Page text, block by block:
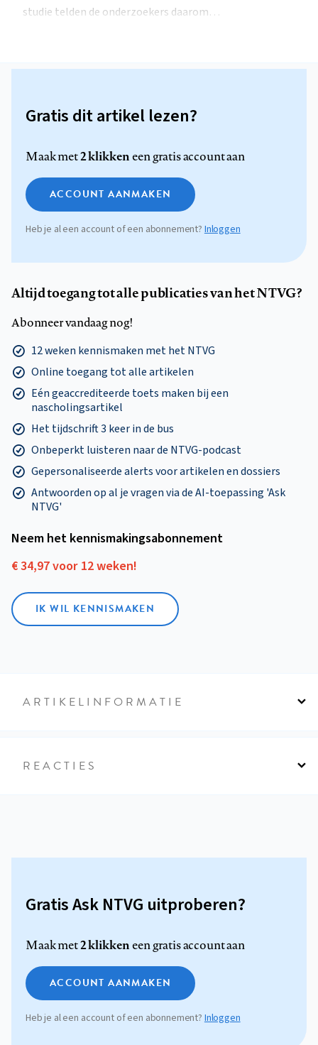
studie telden de onderzoekers daarom…
Gratis dit artikel lezen?
Maak met2 klikkeneen gratis account aan
ACCOUNT AANMAKEN
Heb je al een account of een abonnement? Inloggen
Altijd toegang tot alle publicaties van het NTVG?
Abonneer vandaag nog!
12 weken kennismaken met het NTVG
Online toegang tot alle artikelen
Eén geaccrediteerde toets maken bij een
nascholingsartikel
Het tijdschrift 3 keer in de bus
Onbeperkt luisteren naar de NTVG-podcast
Gepersonaliseerde alerts voor artikelen en dossiers
Antwoorden op al je vragen via de AI-toepassing 'Ask
NTVG'
Neem het kennismakings­abonnement
€ 34,97 voor 12 weken!
IK WIL KENNISMAKEN
ARTIKELINFORMATIE
REACTIES
Gratis Ask NTVG uitproberen?
Maak met2 klikkeneen gratis account aan
ACCOUNT AANMAKEN
Heb je al een account of een abonnement? Inloggen